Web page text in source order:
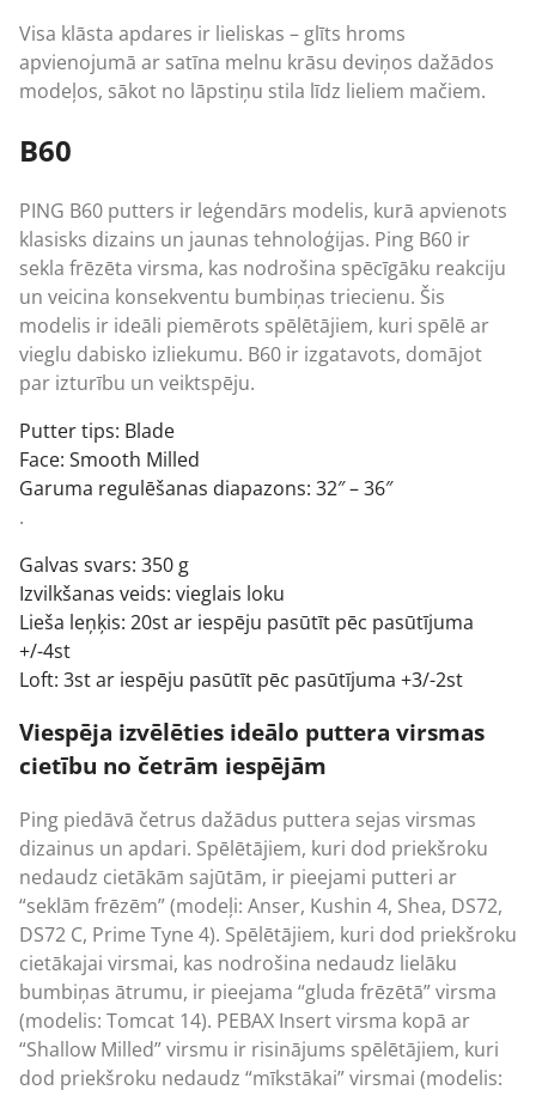
Visa klāsta apdares ir lieliskas – glīts hroms
apvienojumā ar satīna melnu krāsu deviņos dažādos
modeļos, sākot no lāpstiņu stila līdz lieliem mačiem.
B60
PING B60 putters ir leģendārs modelis, kurā apvienots
klasisks dizains un jaunas tehnoloģijas. Ping B60 ir
sekla frēzēta virsma, kas nodrošina spēcīgāku reakciju
un veicina konsekventu bumbiņas triecienu. Šis
modelis ir ideāli piemērots spēlētājiem, kuri spēlē ar
vieglu dabisko izliekumu. B60 ir izgatavots, domājot
par izturību un veiktspēju.
Putter tips: Blade
Face: Smooth Milled
Garuma regulēšanas diapazons: 32″ – 36″
.
Galvas svars: 350 g
Izvilkšanas veids: vieglais loku
Lieša leņķis: 20st ar iespēju pasūtīt pēc pasūtījuma
+/-4st
Loft: 3st ar iespēju pasūtīt pēc pasūtījuma +3/-2st
Viespēja izvēlēties ideālo puttera virsmas
cietību no četrām iespējām
Ping piedāvā četrus dažādus puttera sejas virsmas
dizainus un apdari. Spēlētājiem, kuri dod priekšroku
nedaudz cietākām sajūtām, ir pieejami putteri ar
“seklām frēzēm” (modeļi: Anser, Kushin 4, Shea, DS72,
DS72 C, Prime Tyne 4). Spēlētājiem, kuri dod priekšroku
cietākajai virsmai, kas nodrošina nedaudz lielāku
bumbiņas ātrumu, ir pieejama “gluda frēzētā” virsma
(modelis: Tomcat 14). PEBAX Insert virsma kopā ar
“Shallow Milled” virsmu ir risinājums spēlētājiem, kuri
dod priekšroku nedaudz “mīkstākai” virsmai (modelis: